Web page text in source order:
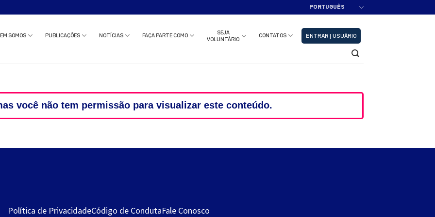
PORTUGUÊS
SOMOS PUBLICAÇÕES NOTÍCIAS FAÇA PARTE COMO
SEJA
VOLUNTÁRIO
CONTATOS ENTRAR | USUÁRIO
você não tem permissão para visualizar este conteúdo.
Política de PrivacidadeCódigo de CondutaFale Conosco
estudo clínico ou solicitar uma reunião com nossa equipe?Clique aquie cadastre-se!! Fechar